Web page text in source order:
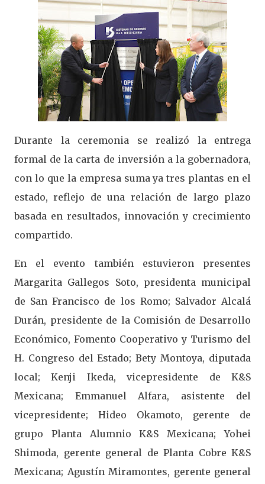
Durante la ceremonia se realizó la entrega
formal de la carta de inversión a la gobernadora,
con lo que la empresa suma ya tres plantas en el
estado, reflejo de una relación de largo plazo
basada en resultados, innovación y crecimiento
compartido.
En el evento también estuvieron presentes
Margarita Gallegos Soto, presidenta municipal
de San Francisco de los Romo; Salvador Alcalá
Durán, presidente de la Comisión de Desarrollo
Económico, Fomento Cooperativo y Turismo del
H. Congreso del Estado; Bety Montoya, diputada
local; Kenji Ikeda, vicepresidente de K&S
Mexicana; Emmanuel Alfara, asistente del
vicepresidente; Hideo Okamoto, gerente de
grupo Planta Alumnio K&S Mexicana; Yohei
Shimoda, gerente general de Planta Cobre K&S
Mexicana; Agustín Miramontes, gerente general